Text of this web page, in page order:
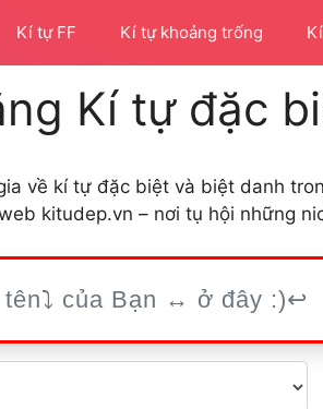
Kí tự FF Kí tự khoảng trống
Kí tự đặc
về kí tự đặc biệt và biệt danh
kitudep.vn – nơi tụ hội những